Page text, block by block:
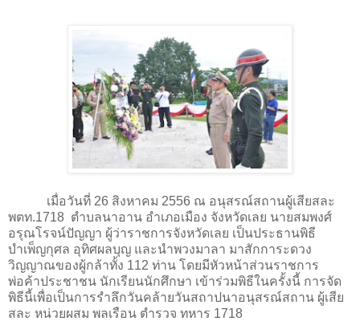
เมื่อวันที่ 26 สิงหาคม 2556 ณ อนุสรณ์สถานผู้เสียสละ
พตท.1718 ตำบลนาอาน อำเภอเมือง จังหวัดเลย นายสมพงศ์
อรุณโรจน์ปัญญา ผู้ว่าราชการจังหวัดเลย เป็นประธานพิธี
บำเพ็ญกุศล อุทิศผลบุญ และนำพวงมาลา มาสักการะดวง
วิญญาณของผู้กล้าทั้ง 112 ท่าน โดยมีหัวหน้าส่วนราชการ
พ่อค้าประชาชน นักเรียนนักศึกษา เข้าร่วมพิธีในครั้งนี้ การจัด
พิธีนี้เพื่อเป็นการรำลึกวันคล้ายวันสถาปนาอนุสรณ์สถาน ผู้เสีย
สละ หน่วยผสม พลเรือน ตำรวจ ทหาร 1718